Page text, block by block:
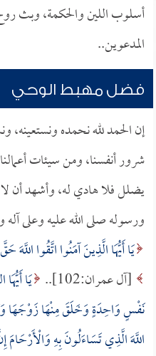
أسلوب اللين والحكمة، وبث روح
المدعوين..
فضل مهبط الوحي
إن الحمد لله نحمده ونستعينه،
شرور أنفسنا، ومن سيئات
يضلل فلا هادي له، وأشهد أن لا
ورسوله صلى الله عليه وعلى
يَا أَيُّهَا الَّذِينَ آمَنُوا اتَّقُوا
[آل عمران:102]..
يَا
نَفْسٍ وَاحِدَةٍ وَخَلَقَ مِنْهَا زَوْجَهَا
اللَّهَ الَّذِي تَسَاءَلُونَ بِهِ وَالْأَرْحَامَ